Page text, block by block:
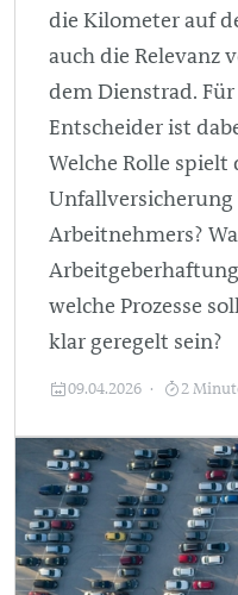
die Kilometer auf
auch die Relevanz
dem Dienstrad.
Entscheider ist
Welche Rolle spielt
Unfallversicherung
Arbeitnehmers?
welche Prozesse
klar geregelt sein?
09.04.2026 2